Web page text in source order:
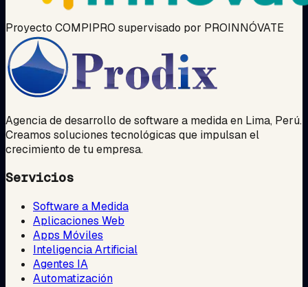
Proyecto COMPIPRO supervisado por PROINNÓVATE
Agencia de desarrollo de software a medida en Lima, Perú.
Creamos soluciones tecnológicas que impulsan el
crecimiento de tu empresa.
Servicios
Software a Medida
Aplicaciones Web
Apps Móviles
Inteligencia Artificial
Agentes IA
Automatización